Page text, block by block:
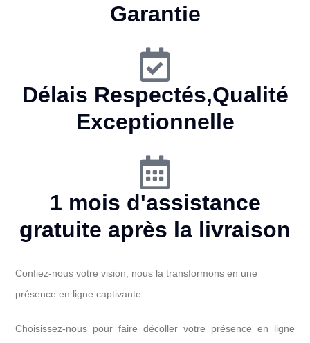
Garantie
Délais Respectés,Qualité
Exceptionnelle
1 mois d'assistance
gratuite après la livraison
Confiez-nous votre vision, nous la transformons en une
présence en ligne captivante.
Choisissez-nous pour faire décoller votre présence en ligne